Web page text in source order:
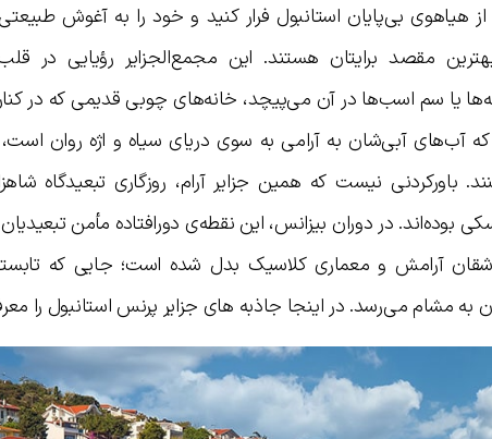
هیاهوی بی‌پایان استانبول فرار کنید و خود را به آغوش
مقصد برایتان هستند. این مجمع‌الجزایر رؤیایی در
یا سم اسب‌ها در آن می‌پیچد، خانه‌های چوبی قدیمی که در
آب‌های آبی‌شان به آرامی به سوی دریای سیاه و اژه روان است،
نیست که همین جزایر آرام، روزگاری تبعیدگاه
در دوران بیزانس، این نقطه‌ی دورافتاده مأمن تبعیدیان
آرامش و معماری کلاسیک بدل شده است؛ جایی که
به مشام می‌رسد. در اینجا جاذبه های جزایر پرنس استانبول را